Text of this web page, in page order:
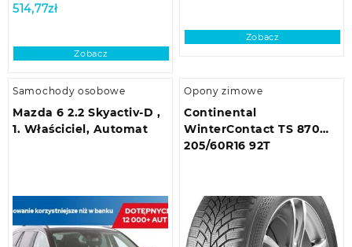
514,77zł
Zobacz
Zobacz
Samochody osobowe
Mazda 6 2.2 Skyactiv-D ,
1. Właściciel, Automat
Opony zimowe
Continental
WinterContact TS 870
205/60R16 92T